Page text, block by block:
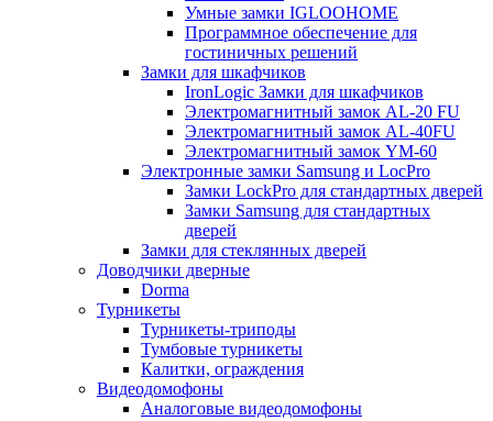
Умные замки IGLOOHOME
Программное обеспечение для
гостиничных решений
Замки для шкафчиков
IronLogic Замки для шкафчиков
Электромагнитный замок AL-20 FU
Электромагнитный замок AL-40FU
Электромагнитный замок YM-60
Электронные замки Samsung и LocPro
Замки LockPro для стандартных дверей
Замки Samsung для стандартных
дверей
Замки для стеклянных дверей
Доводчики дверные
Dorma
Турникеты
Турникеты-триподы
Тумбовые турникеты
Калитки, ограждения
Видеодомофоны
Аналоговые видеодомофоны